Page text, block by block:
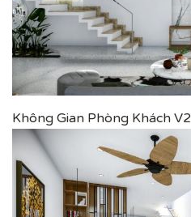
Không Gian Phòng Khách V2